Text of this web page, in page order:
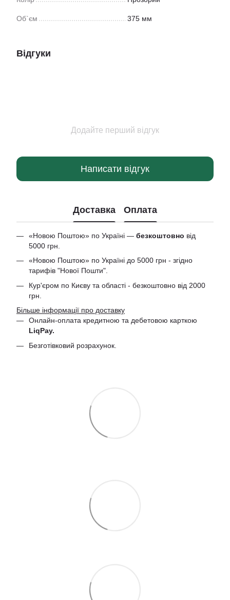
Об`єм 375 мм
Відгуки
Додайте перший відгук
Написати відгук
Доставка Оплата
«Новою Поштою» по Україні — безкоштовно від
5000 грн.
«Новою Поштою» по Україні до 5000 грн - згідно
тарифів "Нової Пошти".
Кур'єром по Києву та області - безкоштовно від 2000
грн.
Більше інформації про доставку
Онлайн-оплата кредитною та дебетовою карткою
LiqPay.
Безготівковий розрахунок.